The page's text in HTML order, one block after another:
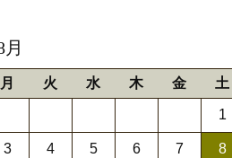
月
月 火 水 木 金 土
1
3 4 5 6 7 8